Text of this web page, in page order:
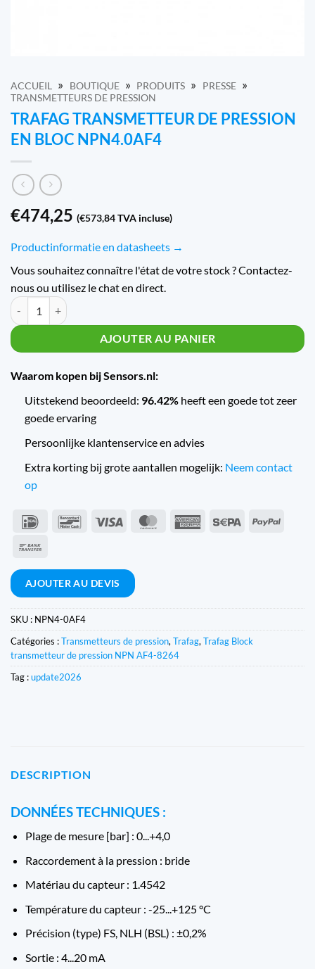
ACCUEIL » BOUTIQUE » PRODUITS » PRESSE »
TRANSMETTEURS DE PRESSION
TRAFAG TRANSMETTEUR DE PRESSION
EN BLOC NPN4.0AF4
€474,25 (€573,84TVA incluse)
Productinformatie en datasheets →
Vous souhaitez connaître l'état de votre stock ? Contactez-
nous ou utilisez le chat en direct.
Quantité Trafag Blok druktransmitter NPN4.0AF4
AJOUTER AU PANIER
Waarom kopen bij Sensors.nl:
Uitstekend beoordeeld: 96.42% heeft een goede tot zeer
goede ervaring
Persoonlijke klantenservice en advies
Extra korting bij grote aantallen mogelijk: Neem contact
op
IDeal BancontactVisa MasterCardAmerican Sepa
PayPal
AJOUTER AU DEVIS
SKU : NPN4-0AF4
Catégories :Transmetteurs de pression, Trafag, Trafag Block
transmetteur de pression NPN AF4-8264
Tag :update2026
DESCRIPTION
DONNÉES TECHNIQUES :
Plage de mesure [bar] : 0...+4,0
Raccordement à la pression : bride
Matériau du capteur : 1.4542
Température du capteur : -25...+125 °C
Précision (type) FS, NLH (BSL) : ±0,2%
Sortie : 4...20 mA